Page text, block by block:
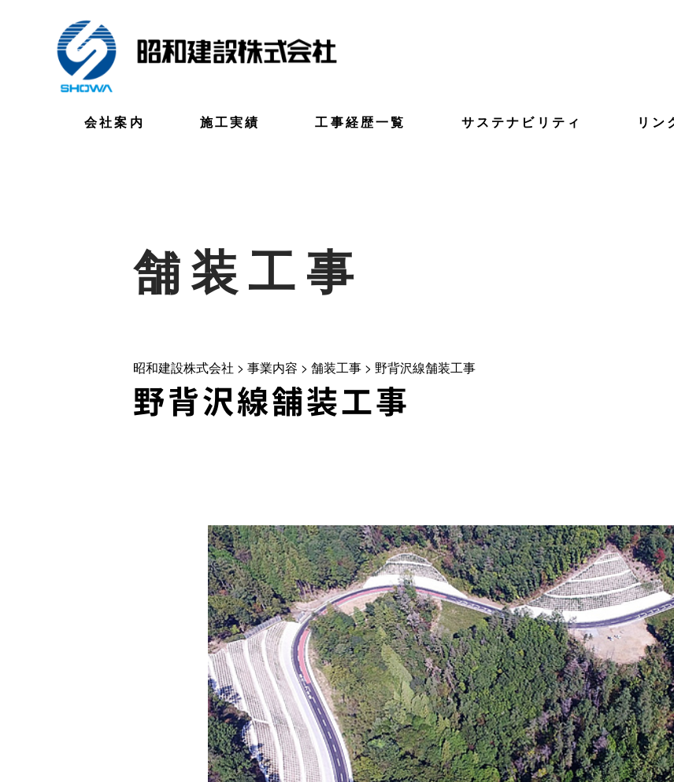
会社案内 施工実績 工事経歴一覧 サステナビリティ リン
舗装工事
昭和建設株式会社 > 事業内容 > 舗装工事 > 野背沢線舗装工事
野背沢線舗装工事